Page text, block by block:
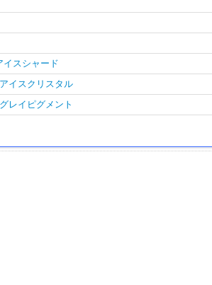
イスシャード
アイスクリスタル
グレイピグメント